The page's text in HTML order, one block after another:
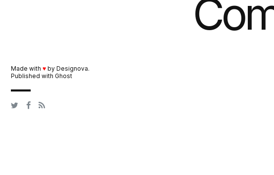
Made with ♥ by Designova.
Published with Ghost